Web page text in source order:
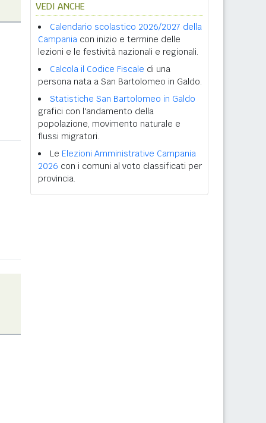
VEDI ANCHE
Calendario scolastico 2026/2027 della
Campania con inizio e termine delle
lezioni e le festività nazionali e regionali.
Calcola il Codice Fiscale di una
persona nata a San Bartolomeo in Galdo.
Statistiche San Bartolomeo in Galdo
grafici con l'andamento della
popolazione, movimento naturale e
flussi migratori.
Le Elezioni Amministrative Campania
2026 con i comuni al voto classificati per
provincia.